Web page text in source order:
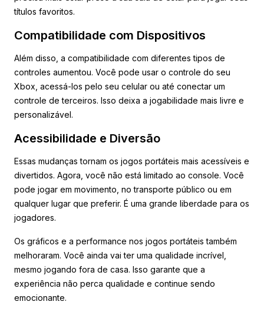
títulos favoritos.
Compatibilidade com Dispositivos
Além disso, a compatibilidade com diferentes tipos de
controles aumentou. Você pode usar o controle do seu
Xbox, acessá-los pelo seu celular ou até conectar um
controle de terceiros. Isso deixa a jogabilidade mais livre e
personalizável.
Acessibilidade e Diversão
Essas mudanças tornam os jogos portáteis mais acessíveis e
divertidos. Agora, você não está limitado ao console. Você
pode jogar em movimento, no transporte público ou em
qualquer lugar que preferir. É uma grande liberdade para os
jogadores.
Os gráficos e a performance nos jogos portáteis também
melhoraram. Você ainda vai ter uma qualidade incrível,
mesmo jogando fora de casa. Isso garante que a
experiência não perca qualidade e continue sendo
emocionante.